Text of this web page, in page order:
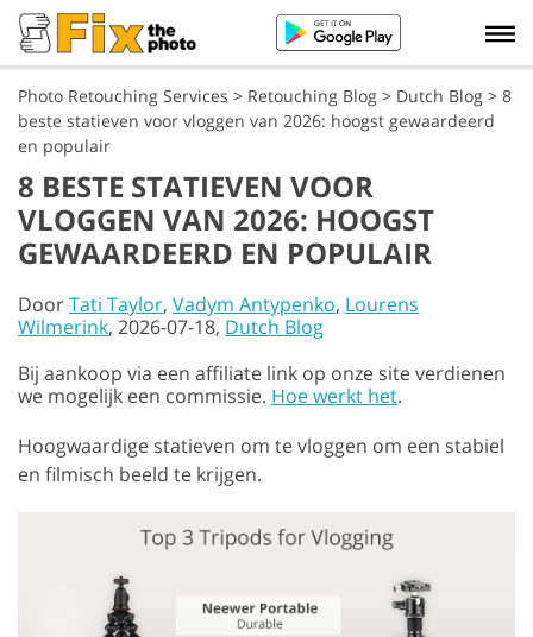
Photo Retouching Services > Retouching Blog > Dutch Blog > 8
beste statieven voor vloggen van 2026: hoogst gewaardeerd
en populair
8 BESTE STATIEVEN VOOR
VLOGGEN VAN 2026: HOOGST
GEWAARDEERD EN POPULAIR
DoorTati Taylor, Vadym Antypenko, Lourens
Wilmerink, 2026-07-18, Dutch Blog
Bij aankoop via een affiliate link op onze site verdienen
we mogelijk een commissie. Hoe werkt het.
Hoogwaardige statieven om te vloggen om een stabiel
en filmisch beeld te krijgen.